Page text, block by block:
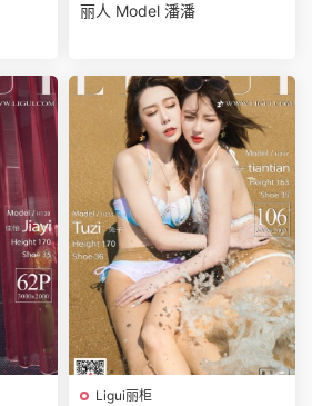
丽人 Model 潘潘
Ligui丽柜